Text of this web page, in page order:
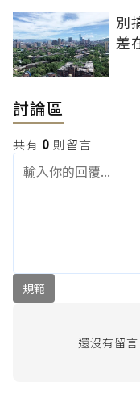
別
差
討論區
共有 0 則留言
規範
還沒有留